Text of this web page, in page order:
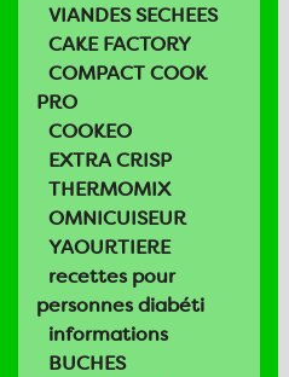
VIANDES SECHEES
CAKE FACTORY
COMPACT COOK
PRO
COOKEO
EXTRA CRISP
THERMOMIX
OMNICUISEUR
YAOURTIERE
recettes pour
personnes diabéti
informations
BUCHES